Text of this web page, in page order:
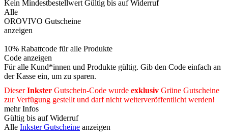
Kein Mindestbestellwert Gültig bis auf Widerruf
Alle
OROVIVO Gutscheine
anzeigen
10% Rabattcode für alle Produkte
Code anzeigen
Für alle Kund*innen und Produkte gültig. Gib den Code einfach an
der Kasse ein, um zu sparen.
DieserInkster Gutschein-Code wurde exklusiv Grüne Gutscheine
zur Verfügung gestellt und darf nicht weiterveröffentlicht werden!
mehr Infos
Gültig bis auf Widerruf
Alle Inkster Gutscheine anzeigen